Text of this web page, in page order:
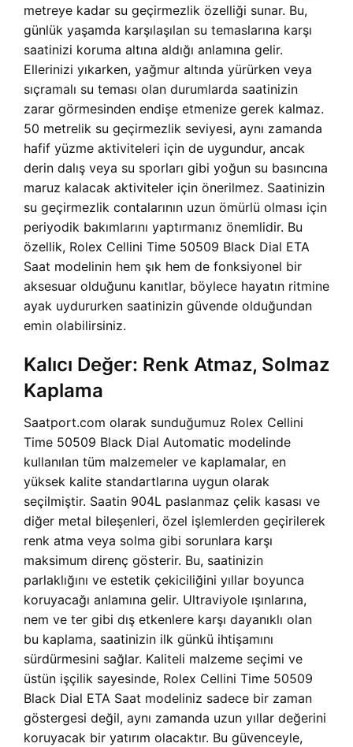
metreye kadar su geçirmezlik özelliği sunar. Bu,
günlük yaşamda karşılaşılan su temaslarına karşı
saatinizi koruma altına aldığı anlamına gelir.
Ellerinizi yıkarken, yağmur altında yürürken veya
sıçramalı su teması olan durumlarda saatinizin
zarar görmesinden endişe etmenize gerek kalmaz.
50 metrelik su geçirmezlik seviyesi, aynı zamanda
hafif yüzme aktiviteleri için de uygundur, ancak
derin dalış veya su sporları gibi yoğun su basıncına
maruz kalacak aktiviteler için önerilmez. Saatinizin
su geçirmezlik contalarının uzun ömürlü olması için
periyodik bakımlarını yaptırmanız önemlidir. Bu
özellik, Rolex Cellini Time 50509 Black Dial ETA
Saat modelinin hem şık hem de fonksiyonel bir
aksesuar olduğunu kanıtlar, böylece hayatın ritmine
ayak uydururken saatinizin güvende olduğundan
emin olabilirsiniz.
Kalıcı Değer: Renk Atmaz, Solmaz
Kaplama
Saatport.com olarak sunduğumuz Rolex Cellini
Time 50509 Black Dial Automatic modelinde
kullanılan tüm malzemeler ve kaplamalar, en
yüksek kalite standartlarına uygun olarak
seçilmiştir. Saatin 904L paslanmaz çelik kasası ve
diğer metal bileşenleri, özel işlemlerden geçirilerek
renk atma veya solma gibi sorunlara karşı
maksimum direnç gösterir. Bu, saatinizin
parlaklığını ve estetik çekiciliğini yıllar boyunca
koruyacağı anlamına gelir. Ultraviyole ışınlarına,
nem ve ter gibi dış etkenlere karşı dayanıklı olan
bu kaplama, saatinizin ilk günkü ihtişamını
sürdürmesini sağlar. Kaliteli malzeme seçimi ve
üstün işçilik sayesinde, Rolex Cellini Time 50509
Black Dial ETA Saat modeliniz sadece bir zaman
göstergesi değil, aynı zamanda uzun yıllar değerini
koruyacak bir yatırım olacaktır. Bu güvenceyle,